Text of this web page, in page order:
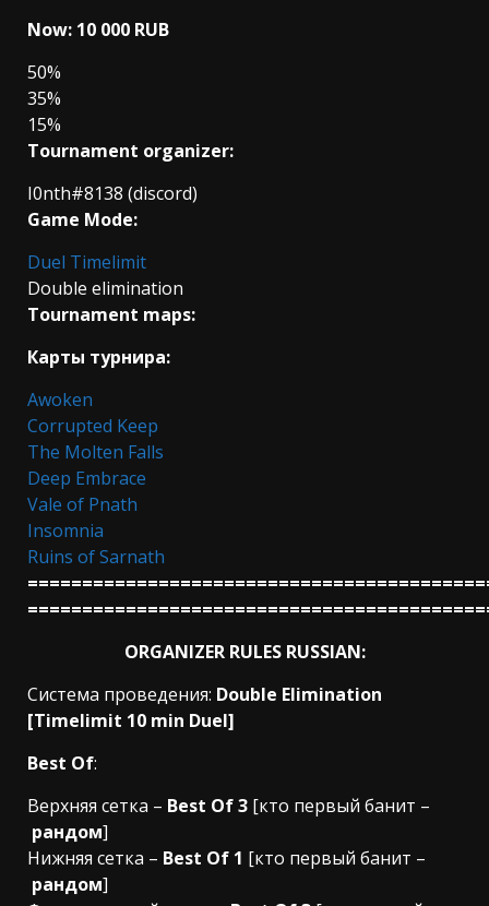
Now: 10 000 RUB
50%
35%
15%
Tournament organizer:
I0nth#8138 (discord)
Game Mode:
Duel Timelimit
Double elimination
Tournament maps:
Карты турнира:
Awoken
Corrupted Keep
The Molten Falls
Deep Embrace
Vale of Pnath
Insomnia
Ruins of Sarnath
ORGANIZER RULES RUSSIAN:
Система проведения: Double Elimination
[Timelimit 10 min Duel]
Best Of:
Верхняя сетка – Best Of 3 [кто первый банит –
рандом]
Нижняя сетка – Best Of 1 [кто первый банит –
рандом]